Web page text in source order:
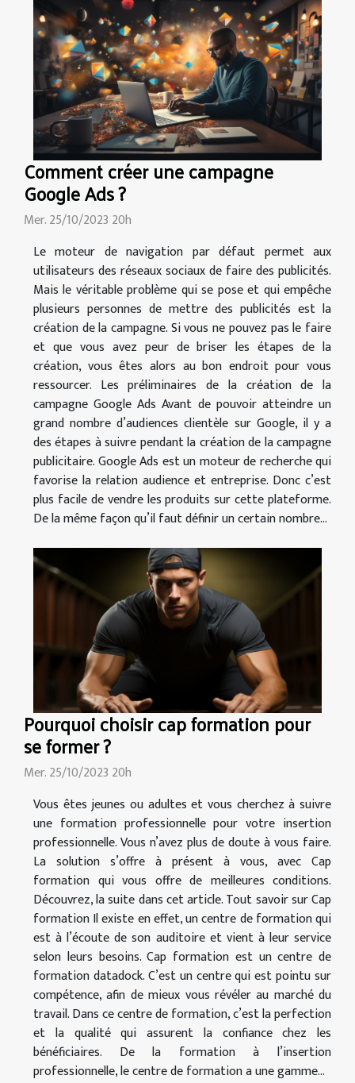
Comment créer une campagne
Google Ads ?
Mer. 25/10/2023 20h
Le moteur de navigation par défaut permet aux
utilisateurs des réseaux sociaux de faire des publicités.
Mais le véritable problème qui se pose et qui empêche
plusieurs personnes de mettre des publicités est la
création de la campagne. Si vous ne pouvez pas le faire
et que vous avez peur de briser les étapes de la
création, vous êtes alors au bon endroit pour vous
ressourcer. Les préliminaires de la création de la
campagne Google Ads Avant de pouvoir atteindre un
grand nombre d’audiences clientèle sur Google, il y a
des étapes à suivre pendant la création de la campagne
publicitaire. Google Ads est un moteur de recherche qui
favorise la relation audience et entreprise. Donc c’est
plus facile de vendre les produits sur cette plateforme.
De la même façon qu’il faut définir un certain nombre...
Pourquoi choisir cap formation pour
se former ?
Mer. 25/10/2023 20h
Vous êtes jeunes ou adultes et vous cherchez à suivre
une formation professionnelle pour votre insertion
professionnelle. Vous n’avez plus de doute à vous faire.
La solution s’offre à présent à vous, avec Cap
formation qui vous offre de meilleures conditions.
Découvrez, la suite dans cet article. Tout savoir sur Cap
formation Il existe en effet, un centre de formation qui
est à l’écoute de son auditoire et vient à leur service
selon leurs besoins. Cap formation est un centre de
formation datadock. C’est un centre qui est pointu sur
compétence, afin de mieux vous révéler au marché du
travail. Dans ce centre de formation, c’est la perfection
et la qualité qui assurent la confiance chez les
bénéficiaires. De la formation à l’insertion
professionnelle, le centre de formation a une gamme...